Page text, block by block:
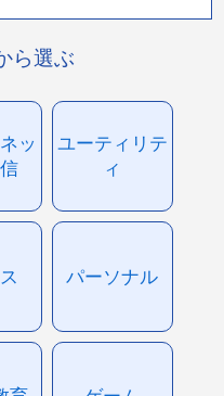
ら選ぶ
ッ
ユーティリテ
ィ
パーソナル